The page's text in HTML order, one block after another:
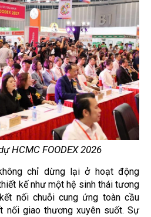
HCMC FOODEX 2026
chỉ dừng lại ở hoạt động
kế như một hệ sinh thái tương
nối chuỗi cung ứng toàn cầu
nối giao thương xuyên suốt. Sự